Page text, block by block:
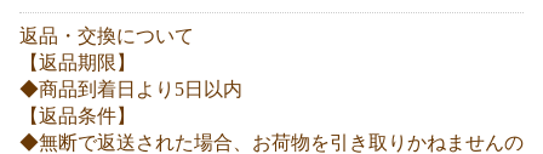
返品・交換について
【返品期限】
◆商品到着日より5日以内
【返品条件】
◆無断で返送された場合、お荷物を引き取りかねませんの